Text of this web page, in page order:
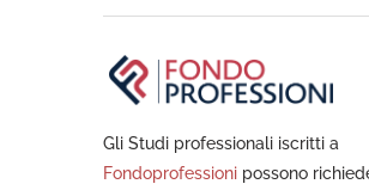
Gli Studi professionali iscritti a
Fondoprofessioni possono